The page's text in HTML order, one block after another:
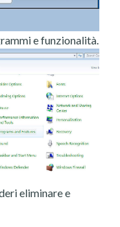
e funzionalità.
eliminare e